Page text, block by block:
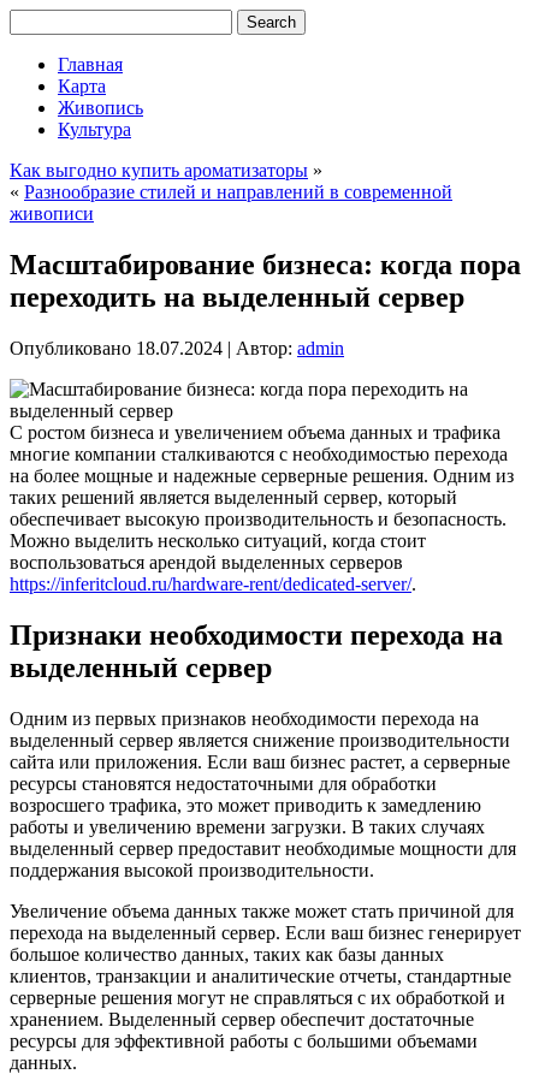
Главная
Карта
Живопись
Культура
Как выгодно купить ароматизаторы »
« Разнообразие стилей и направлений в современной
живописи
Масштабирование бизнеса: когда пора
переходить на выделенный сервер
Опубликовано 18.07.2024 | Автор: admin
С ростом бизнеса и увеличением объема данных и трафика
многие компании сталкиваются с необходимостью перехода
на более мощные и надежные серверные решения. Одним из
таких решений является выделенный сервер, который
обеспечивает высокую производительность и безопасность.
Можно выделить несколько ситуаций, когда стоит
воспользоваться арендой выделенных серверов
https://inferitcloud.ru/hardware-rent/dedicated-server/.
Признаки необходимости перехода на
выделенный сервер
Одним из первых признаков необходимости перехода на
выделенный сервер является снижение производительности
сайта или приложения. Если ваш бизнес растет, а серверные
ресурсы становятся недостаточными для обработки
возросшего трафика, это может приводить к замедлению
работы и увеличению времени загрузки. В таких случаях
выделенный сервер предоставит необходимые мощности для
поддержания высокой производительности.
Увеличение объема данных также может стать причиной для
перехода на выделенный сервер. Если ваш бизнес генерирует
большое количество данных, таких как базы данных
клиентов, транзакции и аналитические отчеты, стандартные
серверные решения могут не справляться с их обработкой и
хранением. Выделенный сервер обеспечит достаточные
ресурсы для эффективной работы с большими объемами
данных.